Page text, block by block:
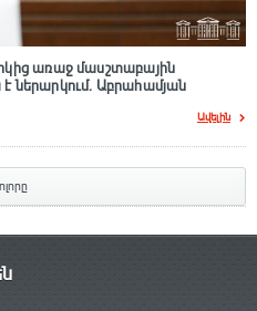
առաջ մասշտաբային
ներարկում․ Աբրահամյան
Ավելին